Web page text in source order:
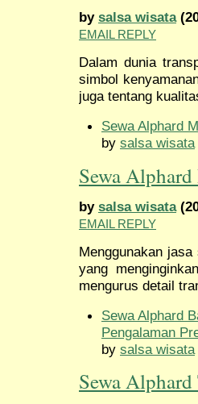
by salsa wisata
EMAIL REPLY
Dalam dunia
simbol
juga tentang
Sewa Alphard
by salsa wisata
Sewa
by salsa wisata
EMAIL REPLY
Menggunakan
yang
mengurus detail
Sewa Alphard
Pengalaman
by salsa wisata
Sewa